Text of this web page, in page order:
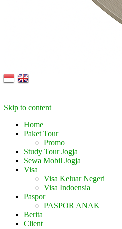
Skip to content
Home
Paket Tour
Promo
Study Tour Jogja
Sewa Mobil Jogja
Visa
Visa Keluar Negeri
Visa Indoensia
Paspor
PASPOR ANAK
Berita
Client